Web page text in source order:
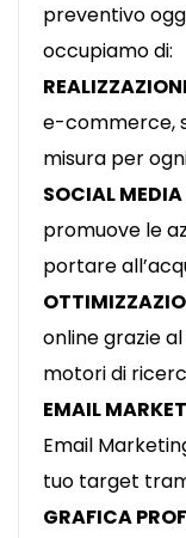
preventivo
occupiamo di:
e-commerce,
misura per
SOCIAL
promuove le
portare
online grazie
motori di
EMAIL
Email
tuo target
GRAFICA